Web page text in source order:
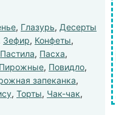
, Глазурь, Десерты
Зефир, Конфеты,
Пастила, Пасха,
Пирожные, Повидло,
запеканка,
, Торты, Чак-чак,